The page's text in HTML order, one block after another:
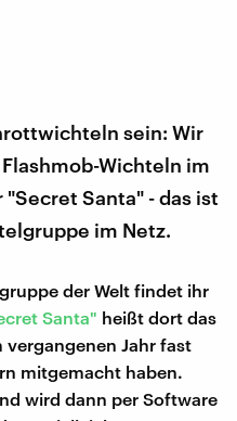
sein: Wir
Wichteln im
Santa" - das ist
im Netz.
der Welt findet ihr
Santa" heißt dort das
vergangenen Jahr fast
mitgemacht haben.
wird dann per Software